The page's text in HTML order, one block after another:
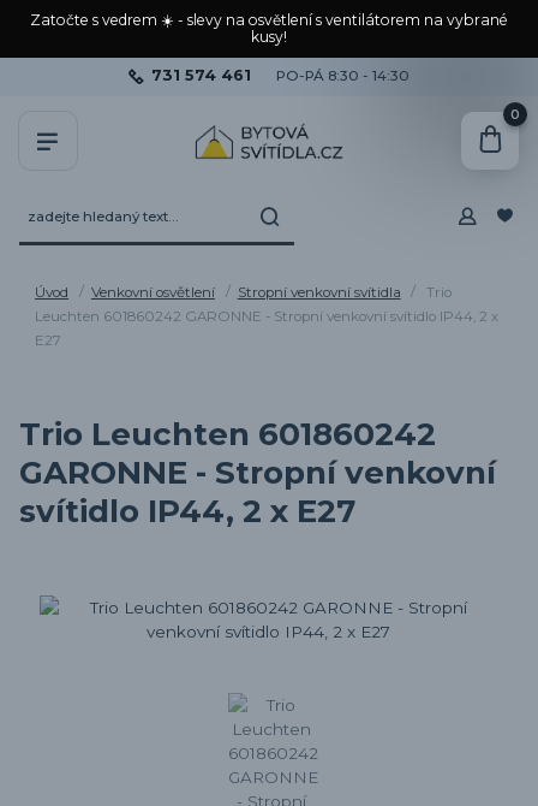
Zatočte s vedrem ☀️ - slevy na osvětlení s ventilátorem na vybrané
kusy!
731 574 461 PO-PÁ 8:30 - 14:30
0
Úvod Venkovní osvětlení Stropní venkovní svítidla
Trio
Leuchten 601860242 GARONNE - Stropní venkovní svítidlo IP44, 2 x
E27
Trio Leuchten 601860242
GARONNE - Stropní venkovní
svítidlo IP44, 2 x E27